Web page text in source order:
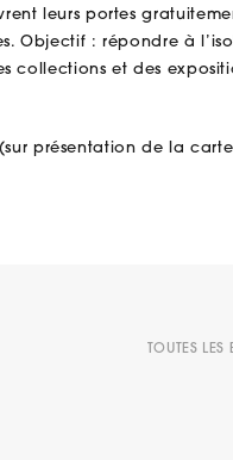
leurs portes
Objectif : répondre à
collections et des
(sur présentation de la carte
TOUTES